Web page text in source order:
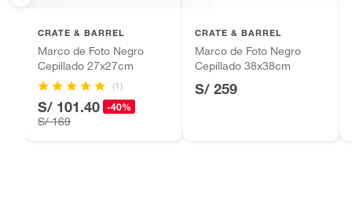
CRATE & BARREL
Marco de Foto Negro
Cepillado 27x27cm
(1)
S/ 101.40 -40%
S/ 169
CRATE & BARREL
Marco de Foto Negro
Cepillado 38x38cm
S/ 259